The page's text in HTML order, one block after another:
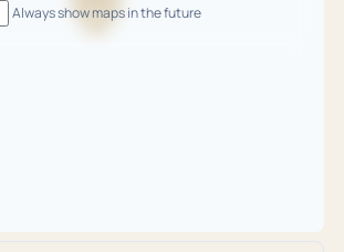
Always show maps in the future
Loading